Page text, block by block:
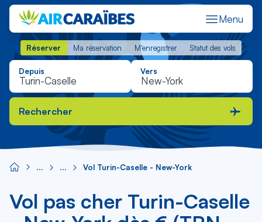
Menu
Réserver Ma réservation M'enregistrer Statut des vols
Réserver Ma réservation M'enregistrer Statut des vols
Depuis Vers
Rechercher
Vol Turin-Caselle - New-York
Vol pas cher Turin-Caselle